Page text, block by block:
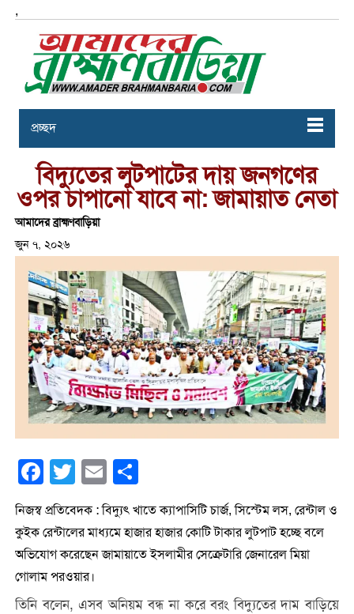
,
প্রচ্ছদ
বিদ্যুতের লুটপাটের দায় জনগণের
ওপর চাপানো যাবে না: জামায়াত নেতা
আমাদের ব্রাহ্মণবাড়িয়া
জুন ৭, ২০২৬
Facebook
Twitter Email
নিজস্ব প্রতিবেদক : বিদ্যুৎ খাতে ক্যাপাসিটি চার্জ, সিস্টেম লস, রেন্টাল ও
কুইক রেন্টালের মাধ্যমে হাজার হাজার কোটি টাকার লুটপাট হচ্ছে বলে
অভিযোগ করেছেন জামায়াতে ইসলামীর সেক্রেটারি জেনারেল মিয়া
গোলাম পরওয়ার।
তিনি বলেন, এসব অনিয়ম বন্ধ না করে বরং বিদ্যুতের দাম বাড়িয়ে